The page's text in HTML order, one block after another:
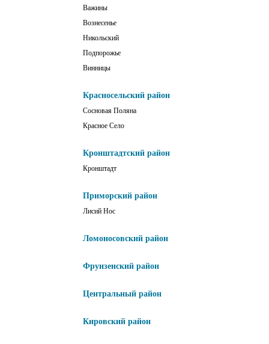
Важины
Вознесенье
Никольский
Подпорожье
Винницы
Красносельский район
Сосновая Поляна
Красное Село
Кронштадтский район
Кронштадт
Приморский район
Лисий Нос
Ломоносовский район
Фрунзенский район
Центральный район
Кировский район